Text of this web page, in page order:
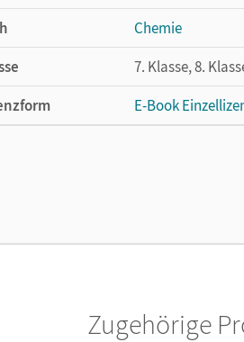
Chemie
7. Klasse, 8.
E-Book
Cornelsen Verlag
Zugehörige